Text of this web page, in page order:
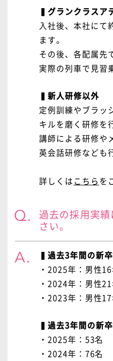
▍グランクラスア
入社後、本社にて
ます。
その後、各配属先
実際の列車で見習
▍新人研修以外
定例訓練やブラッ
キルを磨く研修を
講師による研修や
英会話研修なども
詳しくはこちらを
過去の採用実
さい。
▍過去3年間の新卒
・2025年：男性
・2024年：男性
・2023年：男性
▍過去3年間の新
・2025年：53名
・2024年：76名